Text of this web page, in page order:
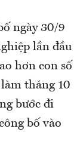
ngày 30/9
lần đầu
hơn con số
tháng 10
bước đi
bố vào